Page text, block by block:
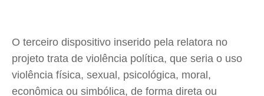
O terceiro dispositivo inserido pela relatora no
projeto trata de violência política, que seria o uso
violência física, sexual, psicológica, moral,
econômica ou simbólica, de forma direta ou